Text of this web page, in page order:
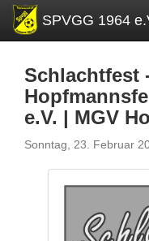
SPVGG 1964
Schlachtfest
e.V. | MGV
Sonntag, 23. Februar